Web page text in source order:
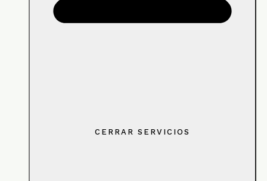
CERRAR SERVICIOS